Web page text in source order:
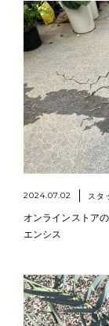
2024.07.02 スタ
オンラインストア
エンシス